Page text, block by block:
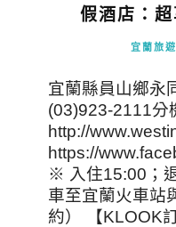
假酒店：
宜蘭旅
宜蘭縣員山鄉永
(03)923-2111分
http://
https://
※ 入住15:00；
車至宜蘭火車站
約） 【KLOOK